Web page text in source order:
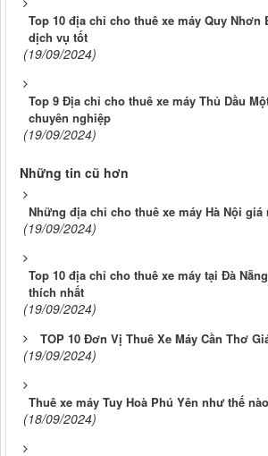
Top 10 địa chỉ cho thuê xe máy Quy Nhơn
dịch vụ tốt
(19/09/2024)
Top 9 Địa chỉ cho thuê xe máy Thủ Dầu
chuyên nghiệp
(19/09/2024)
Những tin cũ hơn
Những địa chỉ cho thuê xe máy Hà Nội giá
(19/09/2024)
Top 10 địa chỉ cho thuê xe máy tại Đà
thích nhất
(19/09/2024)
TOP 10 Đơn Vị Thuê Xe Máy Cần Thơ
(19/09/2024)
Thuê xe máy Tuy Hoà Phú Yên như thế
(18/09/2024)